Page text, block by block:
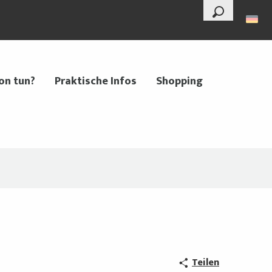
--°
Suche
tun? Praktische Infos Shopping
Teilen